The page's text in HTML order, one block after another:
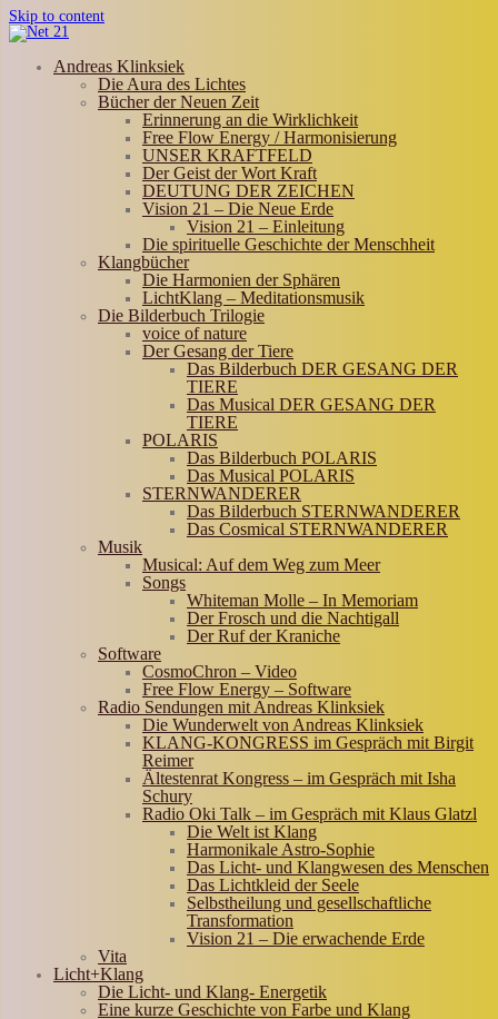
Skip to content
Andreas Klinksiek
Die Aura des Lichtes
Bücher der Neuen Zeit
Erinnerung an die Wirklichkeit
Free Flow Energy / Harmonisierung
UNSER KRAFTFELD
Der Geist der Wort Kraft
DEUTUNG DER ZEICHEN
Vision 21 – Die Neue Erde
Vision 21 – Einleitung
Die spirituelle Geschichte der Menschheit
Klangbücher
Die Harmonien der Sphären
LichtKlang – Meditationsmusik
Die Bilderbuch Trilogie
voice of nature
Der Gesang der Tiere
Das Bilderbuch DER GESANG DER
TIERE
Das Musical DER GESANG DER
TIERE
POLARIS
Das Bilderbuch POLARIS
Das Musical POLARIS
STERNWANDERER
Das Bilderbuch STERNWANDERER
Das Cosmical STERNWANDERER
Musik
Musical: Auf dem Weg zum Meer
Songs
Whiteman Molle – In Memoriam
Der Frosch und die Nachtigall
Der Ruf der Kraniche
Software
CosmoChron – Video
Free Flow Energy – Software
Radio Sendungen mit Andreas Klinksiek
Die Wunderwelt von Andreas Klinksiek
KLANG-KONGRESS im Gespräch mit Birgit
Reimer
Ältestenrat Kongress – im Gespräch mit Isha
Schury
Radio Oki Talk – im Gespräch mit Klaus Glatzl
Die Welt ist Klang
Harmonikale Astro-Sophie
Das Licht- und Klangwesen des Menschen
Das Lichtkleid der Seele
Selbstheilung und gesellschaftliche
Transformation
Vision 21 – Die erwachende Erde
Vita
Licht+Klang
Die Licht- und Klang- Energetik
Eine kurze Geschichte von Farbe und Klang